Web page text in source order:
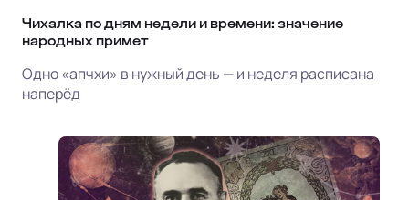
Чихалка по дням недели и времени: значение
народных примет
Одно «апчхи» в нужный день — и неделя расписана
наперёд